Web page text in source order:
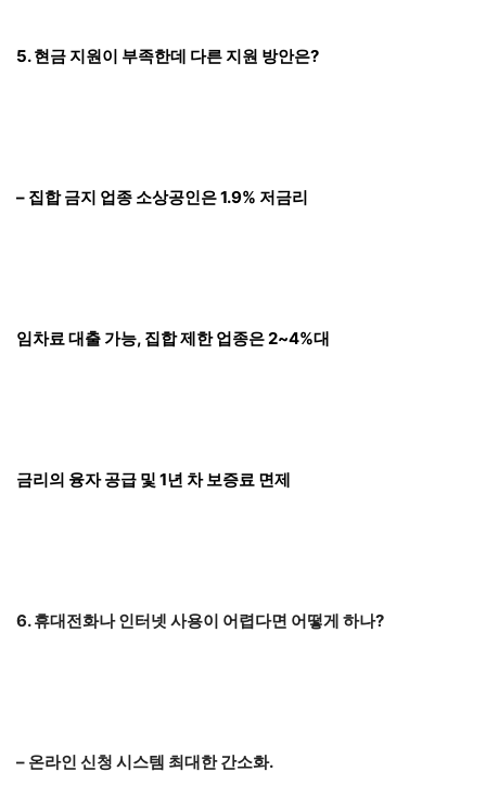
5. 현금 지원이 부족한데 다른 지원 방안은?
– 집합 금지 업종 소상공인은 1.9% 저금리
임차료 대출 가능, 집합 제한 업종은 2~4%대
금리의 융자 공급 및 1년 차 보증료 면제
6. 휴대전화나 인터넷 사용이 어렵다면 어떻게 하나?
– 온라인 신청 시스템 최대한 간소화.